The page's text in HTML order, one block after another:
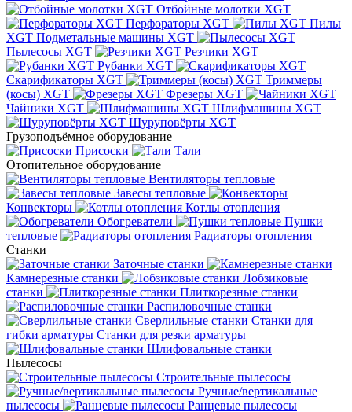
Отбойные молотки XGT
Перфораторы XGT
Пилы
XGT Подметальные машины XGT
Пылесосы XGT
Резчики XGT
Рубанки XGT
Скарификаторы XGT
Триммеры
(косы) XGT
Фрезеры XGT
Чайники XGT
Шлифмашины XGT
Шуруповёрты XGT
Грузоподъёмное оборудование
Присоски
Тали
Отопительное оборудование
Вентиляторы тепловые
Завесы тепловые
Конвекторы
Котлы отопления
Обогреватели
Пушки
тепловые
Радиаторы отопления
Станки
Заточные станки
Камнерезные станки
Лобзиковые
станки
Плиткорезные станки
Распиловочные станки
Сверлильные станки Станки для
гибки арматуры Станки для резки арматуры
Шлифовальные станки
Пылесосы
Строительные пылесосы
Ручные/вертикальные
пылесосы
Ранцевые пылесосы